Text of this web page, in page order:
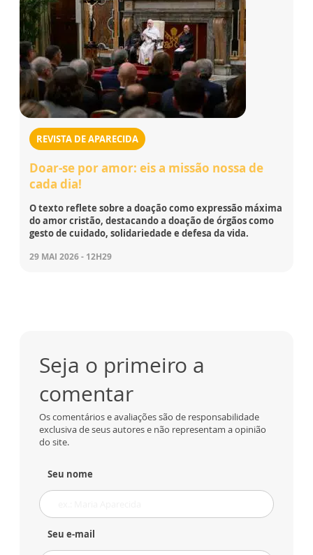
REVISTA DE APARECIDA
Doar-se por amor: eis a missão nossa de
cada dia!
O texto reflete sobre a doação como expressão máxima
do amor cristão, destacando a doação de órgãos como
gesto de cuidado, solidariedade e defesa da vida.
29 MAI 2026 - 12H29
Seja o primeiro a
comentar
Os comentários e avaliações são de responsabilidade
exclusiva de seus autores e não representam a opinião
do site.
Seu nome
Seu e-mail